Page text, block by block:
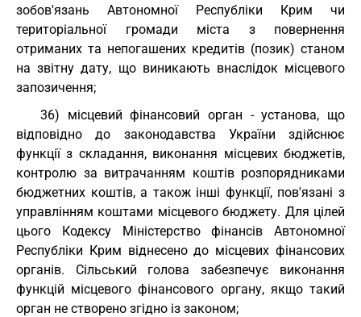
зобов'язань Автономної Республіки Крим чи
територіальної громади міста з повернення
отриманих та непогашених кредитів (позик) станом
на звітну дату, що виникають внаслідок місцевого
запозичення;
36) місцевий фінансовий орган - установа, що
відповідно до законодавства України здійснює
функції з складання, виконання місцевих бюджетів,
контролю за витрачанням коштів розпорядниками
бюджетних коштів, а також інші функції, пов'язані з
управлінням коштами місцевого бюджету. Для цілей
цього Кодексу Міністерство фінансів Автономної
Республіки Крим віднесено до місцевих фінансових
органів. Сільський голова забезпечує виконання
функцій місцевого фінансового органу, якщо такий
орган не створено згідно із законом;